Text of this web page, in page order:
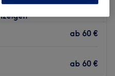
ab 60 €
ab 60 €